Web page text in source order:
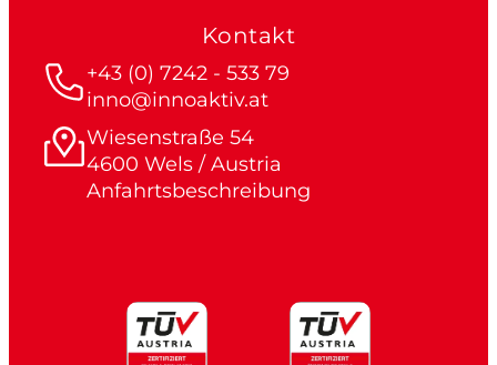
Kontakt
+43 (0) 7242 - 533 79
inno@innoaktiv.at
Wiesenstraße 54
4600 Wels / Austria
Anfahrtsbeschreibung